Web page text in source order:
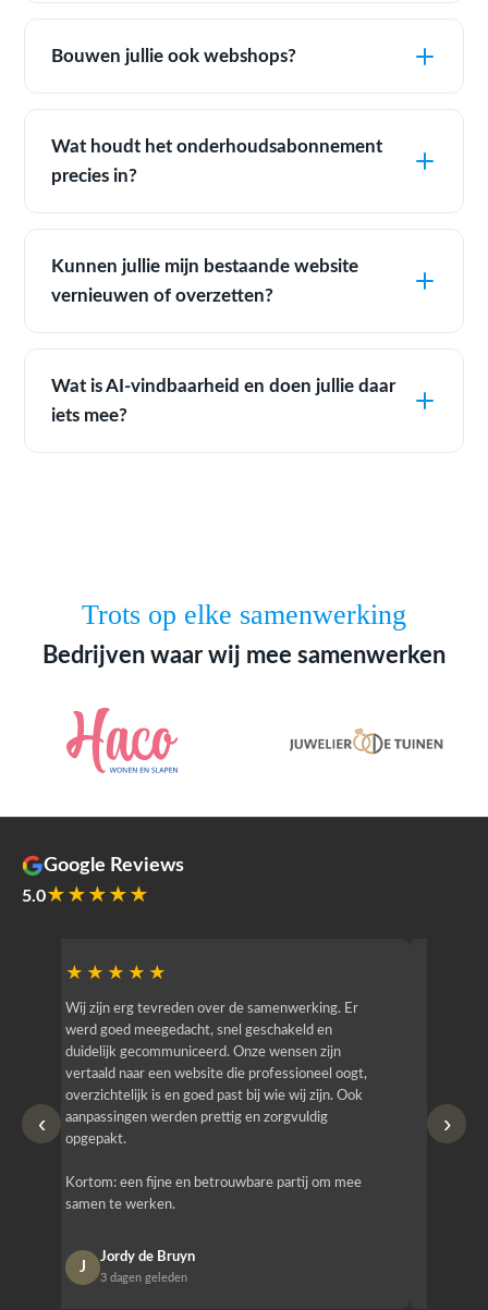
Bouwen jullie ook webshops?
Wat houdt het onderhoudsabonnement
precies in?
Kunnen jullie mijn bestaande website
vernieuwen of overzetten?
Wat is AI-vindbaarheid en doen jullie daar
iets mee?
Trots op elke samenwerking
Bedrijven waar wij mee samenwerken
Google Reviews
5.0★★★★★
‹
★★★★★
Wij zijn erg tevreden over de samenwerking. Er
werd goed meegedacht, snel geschakeld en
duidelijk gecommuniceerd. Onze wensen zijn
vertaald naar een website die professioneel oogt,
overzichtelijk is en goed past bij wie wij zijn. Ook
aanpassingen werden prettig en zorgvuldig
opgepakt.
Kortom: een fijne en betrouwbare partij om mee
samen te werken.
J
Jordy de Bruyn
3 dagen geleden
›